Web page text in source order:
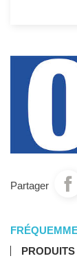
Partager